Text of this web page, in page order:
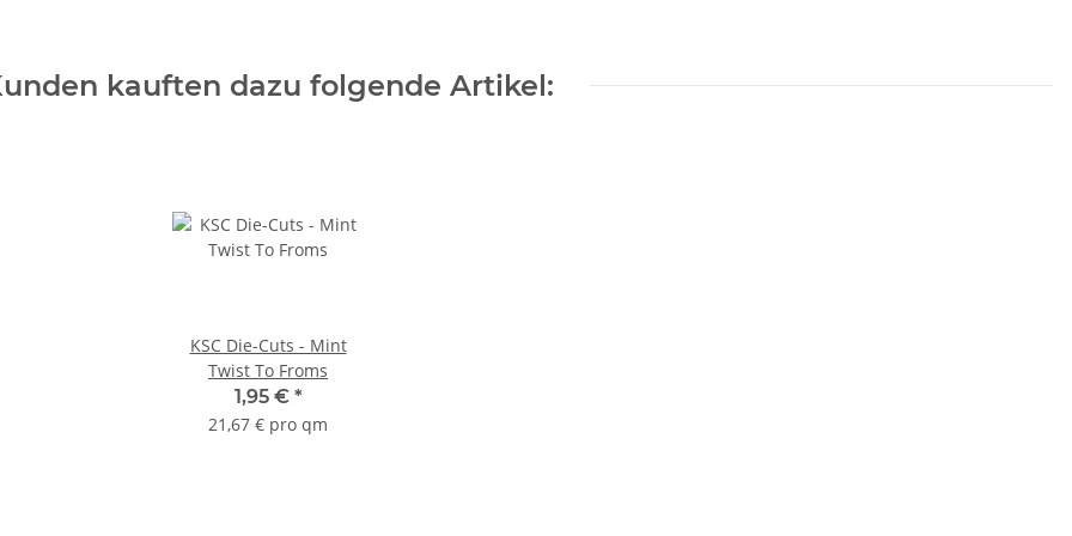
kauften dazu folgende Artikel:
KSC Die-Cuts - Mint
Twist To Froms
1,95 € *
21,67 € pro qm